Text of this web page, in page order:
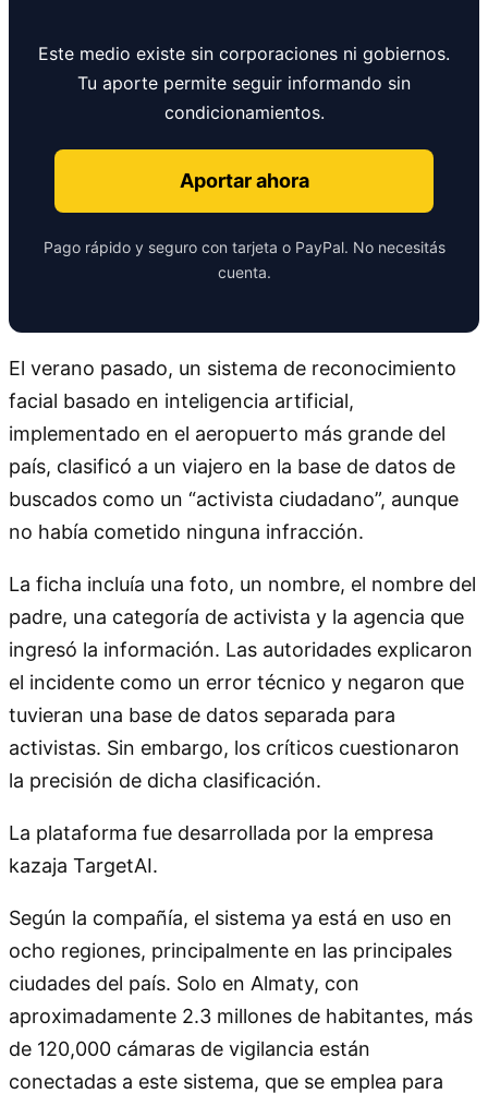
Este medio existe sin corporaciones ni gobiernos.
Tu aporte permite seguir informando sin
condicionamientos.
Aportar ahora
Pago rápido y seguro con tarjeta o PayPal. No necesitás
cuenta.
El verano pasado, un sistema de reconocimiento
facial basado en inteligencia artificial,
implementado en el aeropuerto más grande del
país, clasificó a un viajero en la base de datos de
buscados como un “activista ciudadano”, aunque
no había cometido ninguna infracción.
La ficha incluía una foto, un nombre, el nombre del
padre, una categoría de activista y la agencia que
ingresó la información. Las autoridades explicaron
el incidente como un error técnico y negaron que
tuvieran una base de datos separada para
activistas. Sin embargo, los críticos cuestionaron
la precisión de dicha clasificación.
La plataforma fue desarrollada por la empresa
kazaja TargetAI.
Según la compañía, el sistema ya está en uso en
ocho regiones, principalmente en las principales
ciudades del país. Solo en Almaty, con
aproximadamente 2.3 millones de habitantes, más
de 120,000 cámaras de vigilancia están
conectadas a este sistema, que se emplea para